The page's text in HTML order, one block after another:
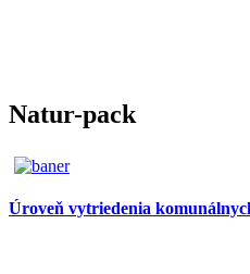
Natur-pack
Úroveň vytriedenia